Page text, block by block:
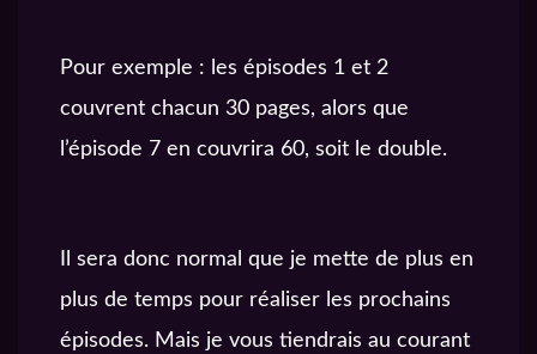
Pour exemple : les épisodes 1 et 2
couvrent chacun 30 pages, alors que
l’épisode 7 en couvrira 60, soit le double.
Il sera donc normal que je mette de plus en
plus de temps pour réaliser les prochains
épisodes. Mais je vous tiendrais au courant